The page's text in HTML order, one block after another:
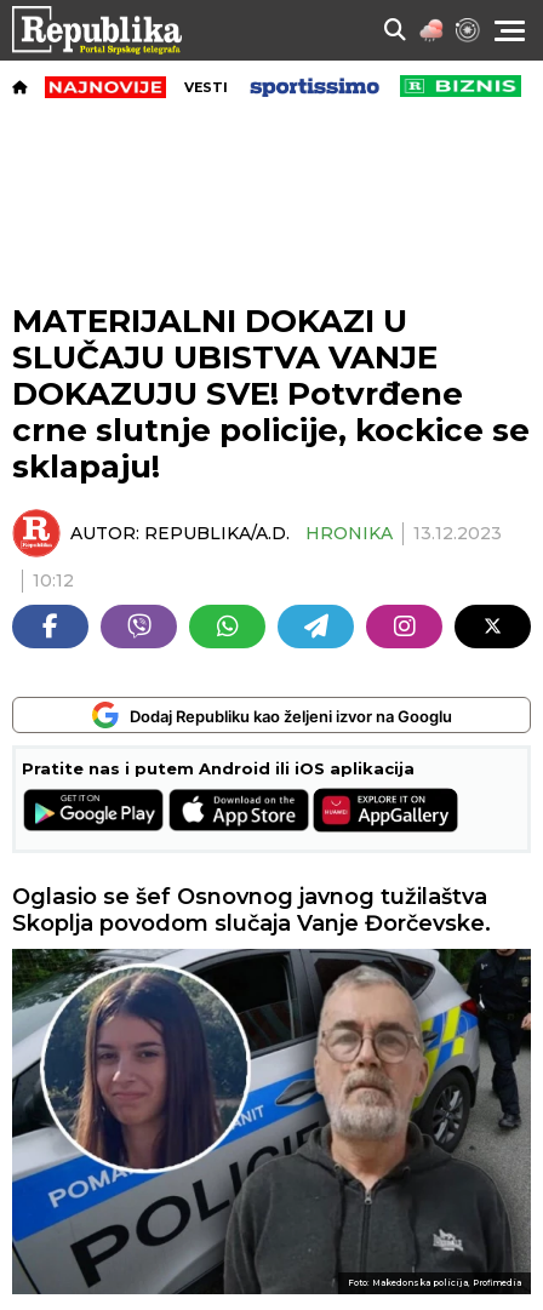
VESTI
MATERIJALNI DOKAZI U
SLUČAJU UBISTVA VANJE
DOKAZUJU SVE! Potvrđene
crne slutnje policije, kockice se
sklapaju!
AUTOR: REPUBLIKA/A.D. HRONIKA 13.12.2023
10:12
Dodaj Republiku kao željeni izvor na Googlu
Pratite nas i putem Android ili iOS aplikacija
Oglasio se šef Osnovnog javnog tužilaštva
Skoplja povodom slučaja Vanje Đorčevske.
Foto: Makedonska policija, Profimedia